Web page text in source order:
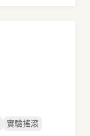
實驗搖滾